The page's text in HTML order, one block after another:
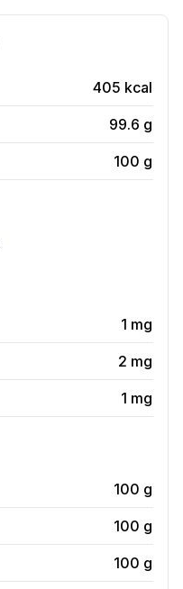
405 kcal
99.6 g
100 g
1 mg
2 mg
1 mg
100 g
100 g
100 g